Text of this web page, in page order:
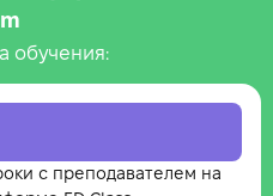
обучения:
с преподавателем на